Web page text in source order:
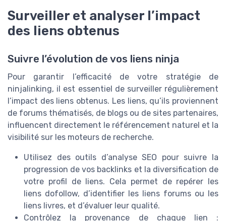
Surveiller et analyser l’impact
des liens obtenus
Suivre l’évolution de vos liens ninja
Pour garantir l’efficacité de votre stratégie de
ninjalinking, il est essentiel de surveiller régulièrement
l’impact des liens obtenus. Les liens, qu’ils proviennent
de forums thématisés, de blogs ou de sites partenaires,
influencent directement le référencement naturel et la
visibilité sur les moteurs de recherche.
Utilisez des outils d’analyse SEO pour suivre la
progression de vos backlinks et la diversification de
votre profil de liens. Cela permet de repérer les
liens dofollow, d’identifier les liens forums ou les
liens livres, et d’évaluer leur qualité.
Contrôlez la provenance de chaque lien :